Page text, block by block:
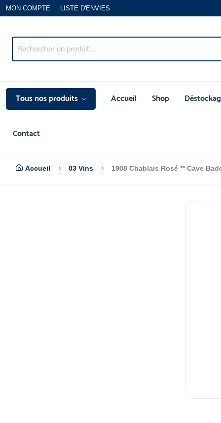
MON COMPTE LISTE D'ENVIES
Tous nos produits Accueil Shop
Contact
Accueil 03 Vins 1908 Chablais Rosé ** Cave